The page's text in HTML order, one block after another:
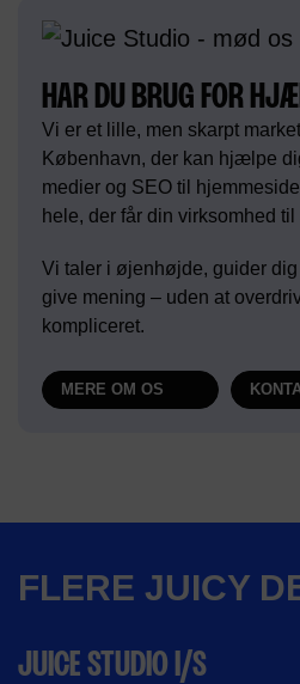
HAR DU BRUG FOR
Vi er et lille, men skarpt
København, der kan hjælpe
medier og SEO til
hele, der får din virksomhed
Vi taler i øjenhøjde, guider
give mening – uden at
kompliceret.
MERE OM OS
FLERE JUICY
JUICE STUDIO I/S